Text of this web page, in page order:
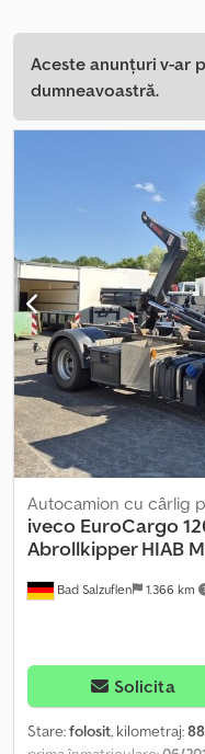
Aceste anunțuri v-ar
dumneavoastră.
Bad Salzuflen 1.366 km
Autocamion cu cârlig
iveco EuroCargo
Abrollkipper HIAB
Solicita
Stare:folosit, kilometraj: